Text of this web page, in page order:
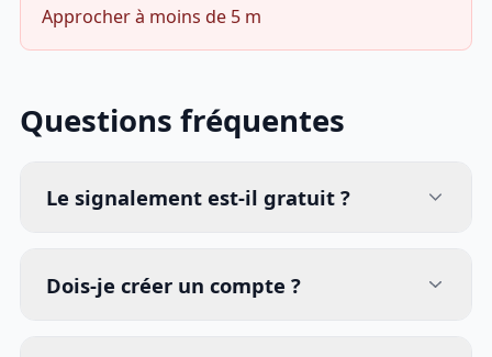
Approcher à moins de 5 m
Questions fréquentes
Le signalement est-il gratuit ?
Dois-je créer un compte ?